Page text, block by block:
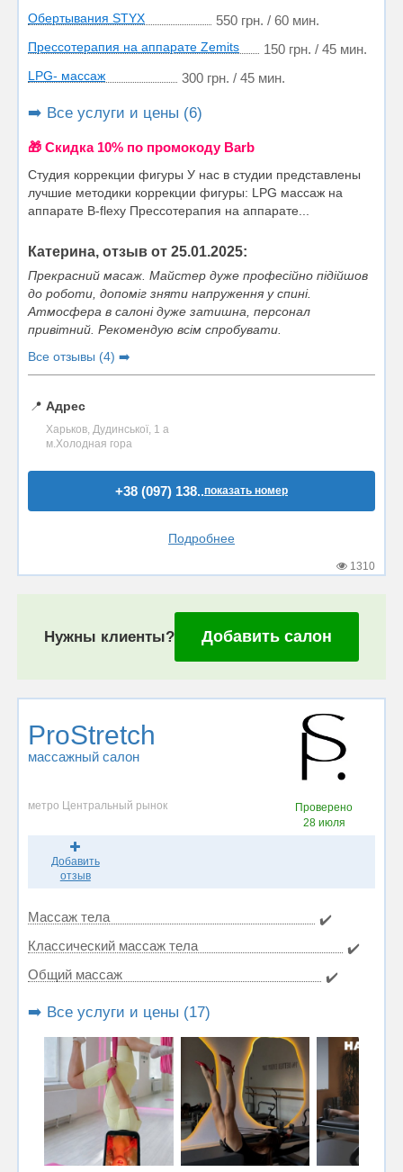
Обертывания STYX 550 грн. / 60 мин.
Прессотерапия на аппарате Zemits 150 грн. / 45 мин.
LPG- массаж 300 грн. / 45 мин.
➡️ Все услуги и цены (6)
🎁 Cкидка 10% по промокоду Barb
Студия коррекции фигуры У нас в студии представлены
лучшие методики коррекции фигуры: LPG массаж на
аппарате B-flexy Прессотерапия на аппарате...
Катерина, отзыв от 25.01.2025:
Прекрасний масаж. Майстер дуже професійно підійшов
до роботи, допоміг зняти напруження у спині.
Атмосфера в салоні дуже затишна, персонал
привітний. Рекомендую всім спробувати.
Все отзывы (4) ➡️
📍 Адрес
Харьков, Дудинської, 1 а
м.Холодная гора
+38 (097) 138..показать номер
Подробнее
1310
Нужны клиенты? Добавить салон
ProStretch
массажный салон
метро Центральный рынок
Проверено
28 июля
Добавить
отзыв
Массаж тела
✔️
Классический массаж тела
✔️
Общий массаж
✔️
➡️ Все услуги и цены (17)